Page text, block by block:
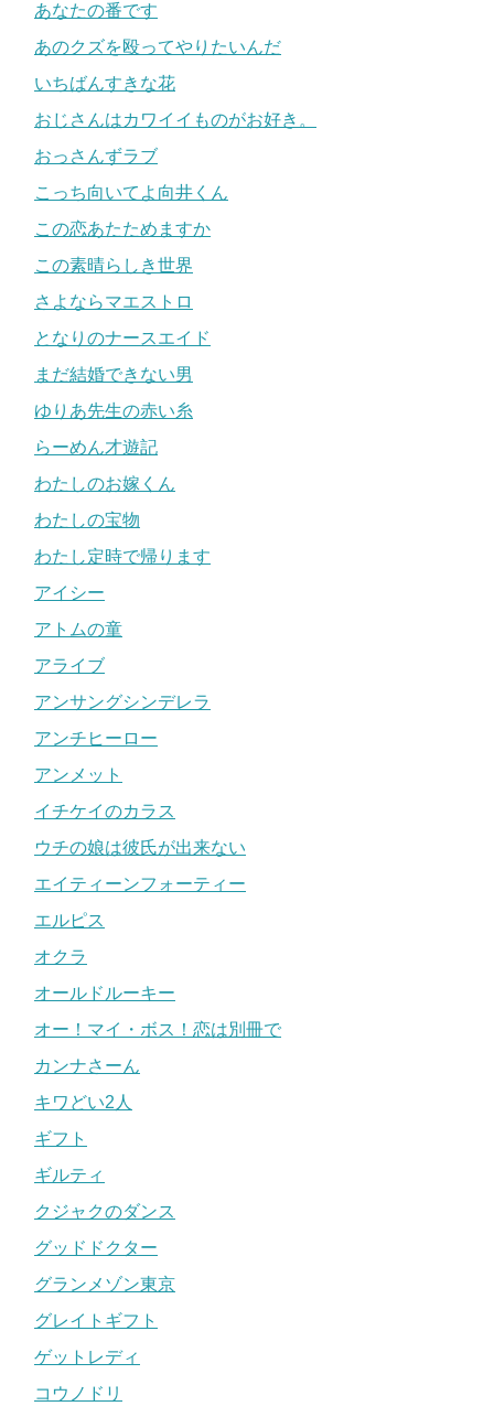
あなたの番です
あのクズを殴ってやりたいんだ
いちばんすきな花
おじさんはカワイイものがお好き。
おっさんずラブ
こっち向いてよ向井くん
この恋あたためますか
この素晴らしき世界
さよならマエストロ
となりのナースエイド
まだ結婚できない男
ゆりあ先生の赤い糸
らーめん才遊記
わたしのお嫁くん
わたしの宝物
わたし定時で帰ります
アイシー
アトムの童
アライブ
アンサングシンデレラ
アンチヒーロー
アンメット
イチケイのカラス
ウチの娘は彼氏が出来ない
エイティーンフォーティー
エルピス
オクラ
オールドルーキー
オー！マイ・ボス！恋は別冊で
カンナさーん
キワどい2人
ギフト
ギルティ
クジャクのダンス
グッドドクター
グランメゾン東京
グレイトギフト
ゲットレディ
コウノドリ